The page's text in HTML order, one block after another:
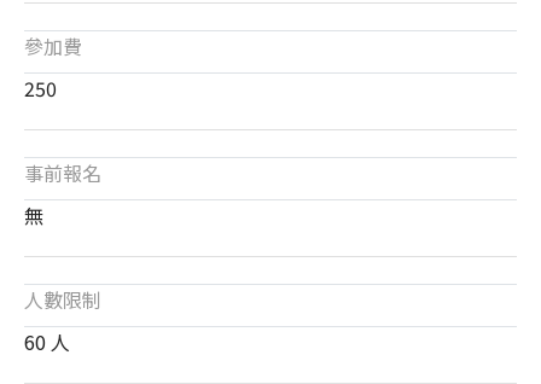
參加費
250
事前報名
無
人數限制
60 人